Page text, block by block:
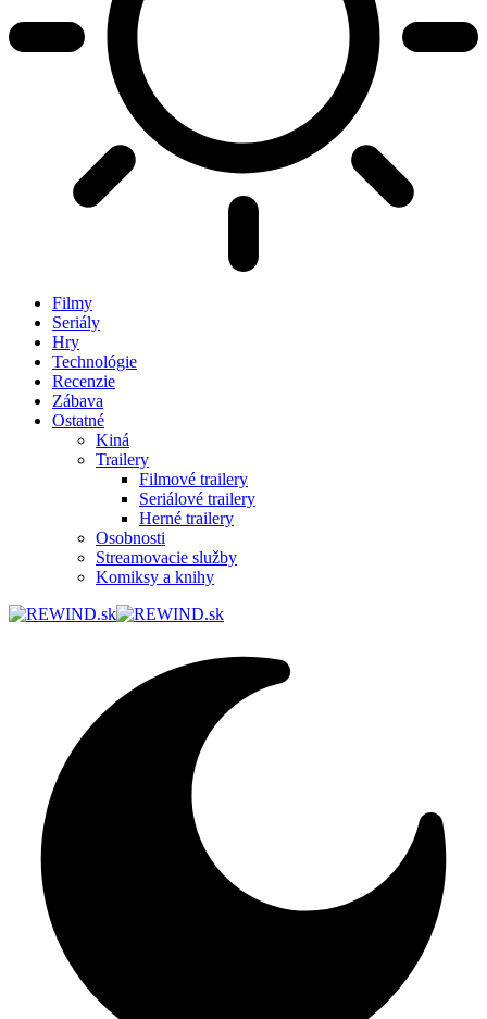
Filmy
Seriály
Hry
Technológie
Recenzie
Zábava
Ostatné
Kiná
Trailery
Filmové trailery
Seriálové trailery
Herné trailery
Osobnosti
Streamovacie služby
Komiksy a knihy